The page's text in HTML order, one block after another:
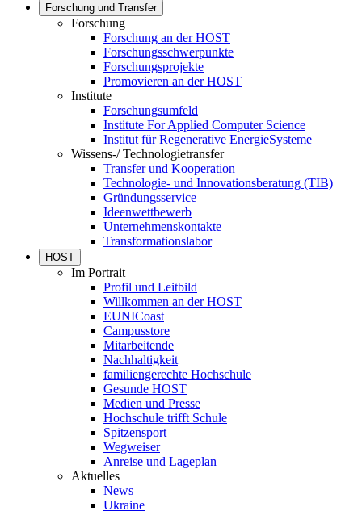
Forschung und Transfer
Forschung
Forschung an der HOST
Forschungsschwerpunkte
Forschungsprojekte
Promovieren an der HOST
Institute
Forschungsumfeld
Institute For Applied Computer Science
Institut für Regenerative EnergieSysteme
Wissens-/ Technologietransfer
Transfer und Kooperation
Technologie- und Innovationsberatung (TIB)
Gründungsservice
Ideenwettbewerb
Unternehmenskontakte
Transformationslabor
HOST
Im Portrait
Profil und Leitbild
Willkommen an der HOST
EUNICoast
Campusstore
Mitarbeitende
Nachhaltigkeit
familiengerechte Hochschule
Gesunde HOST
Medien und Presse
Hochschule trifft Schule
Spitzensport
Wegweiser
Anreise und Lageplan
Aktuelles
News
Ukraine